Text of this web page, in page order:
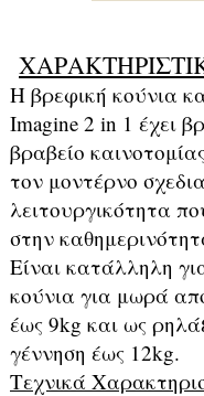
​Η βρεφική κούνια
Imagine 2 in 1 έχει
βραβείο
τον μοντέρνο
λειτουργικότητα
στην
Είναι κατάλληλη
κούνια για μωρά
έως 9kg και ως
γέννηση έως 12kg.
Τεχνικά